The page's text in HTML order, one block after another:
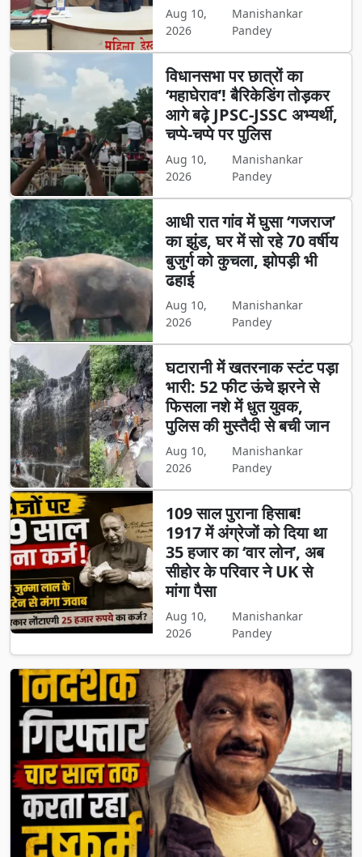
Aug 10,
2026
Manishankar
Pandey
विधानसभा पर छात्रों का
‘महाघेराव’! बैरिकेडिंग तोड़कर
आगे बढ़े JPSC-JSSC अभ्यर्थी,
चप्पे-चप्पे पर पुलिस
Aug 10,
2026
Manishankar
Pandey
आधी रात गांव में घुसा ‘गजराज’
का झुंड, घर में सो रहे 70 वर्षीय
बुजुर्ग को कुचला, झोपड़ी भी
ढहाई
Aug 10,
2026
Manishankar
Pandey
घटारानी में खतरनाक स्टंट पड़ा
भारी: 52 फीट ऊंचे झरने से
फिसला नशे में धुत युवक,
पुलिस की मुस्तैदी से बची जान
Aug 10,
2026
Manishankar
Pandey
109 साल पुराना हिसाब!
1917 में अंग्रेजों को दिया था
35 हजार का ‘वार लोन’, अब
सीहोर के परिवार ने UK से
मांगा पैसा
Aug 10,
2026
Manishankar
Pandey